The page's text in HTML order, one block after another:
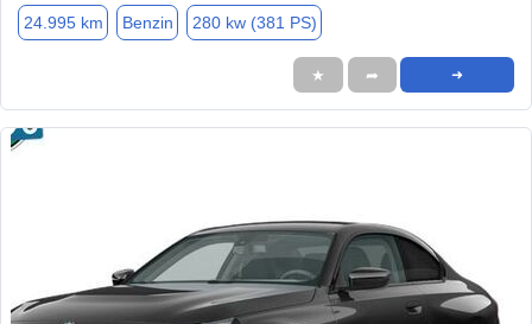
24.995 km Benzin 280 kw (381 PS)
★ ➦ ➜